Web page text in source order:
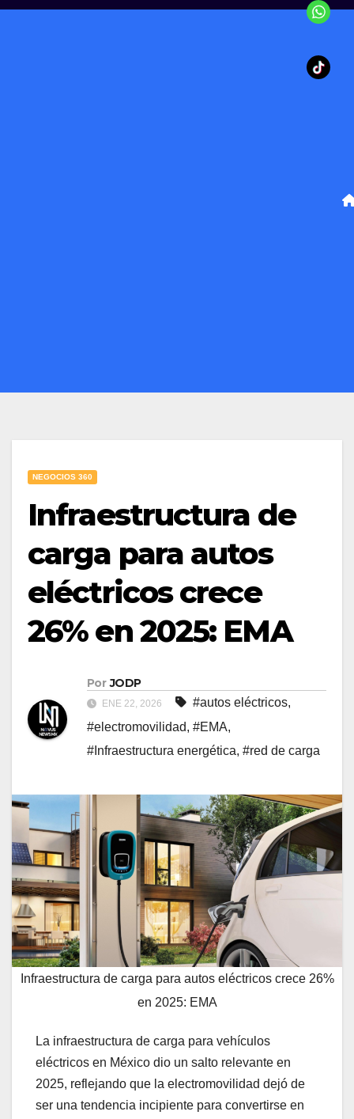
NEGOCIOS 360
Infraestructura de
carga para autos
eléctricos crece
26% en 2025: EMA
Por JODP
ENE 22, 2026 #autos eléctricos,
#electromovilidad, #EMA,
#Infraestructura energética, #red de carga
Infraestructura de carga para autos eléctricos crece 26%
en 2025: EMA
La infraestructura de carga para vehículos
eléctricos en México dio un salto relevante en
2025, reflejando que la electromovilidad dejó de
ser una tendencia incipiente para convertirse en